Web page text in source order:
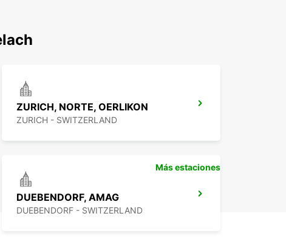
ZURICH, NORTE, OERLIKON
ZURICH - SWITZERLAND
DUEBENDORF, AMAG
DUEBENDORF - SWITZERLAND
Más estaciones